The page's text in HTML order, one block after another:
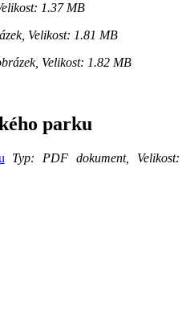
1.37 MB
Velikost: 1.81 MB
Velikost: 1.82 MB
parku
Typ: PDF dokument, Velikost: